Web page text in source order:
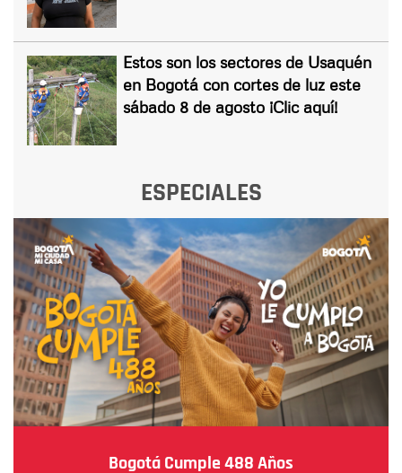
Estos son los sectores de Usaquén
en Bogotá con cortes de luz este
sábado 8 de agosto ¡Clic aquí!
ESPECIALES
Bogotá Cumple 488 Años